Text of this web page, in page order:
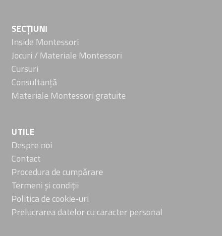
SECȚIUNI
Inside Montessori
Jocuri / Materiale Montessori
Cursuri
Consultanță
Materiale Montessori gratuite
UTILE
Despre noi
Contact
Procedura de cumpărare
Termeni și condiții
Politica de cookie-uri
Prelucrarea datelor cu caracter personal